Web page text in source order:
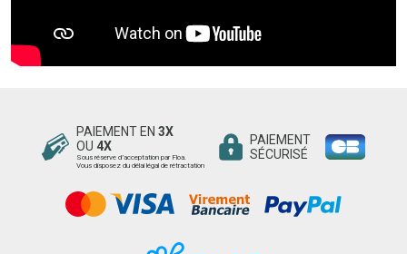
PAIEMENT EN 3X
OU 4X
Sous réserve d’acceptation par Floa.
Vous disposez du délai légal de rétractation
PAIEMENT
SÉCURISÉ